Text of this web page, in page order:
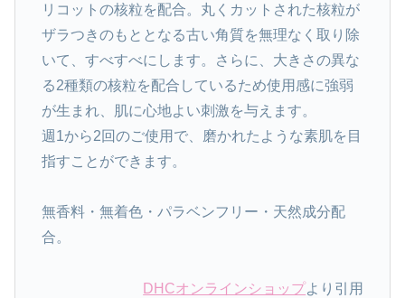
リコットの核粒を配合。丸くカットされた核粒が
ザラつきのもととなる古い角質を無理なく取り除
いて、すべすべにします。さらに、大きさの異な
る2種類の核粒を配合しているため使用感に強弱
が生まれ、肌に心地よい刺激を与えます。
週1から2回のご使用で、磨かれたような素肌を目
指すことができます。
無香料・無着色・パラベンフリー・天然成分配
合。
DHCオンラインショップより引用